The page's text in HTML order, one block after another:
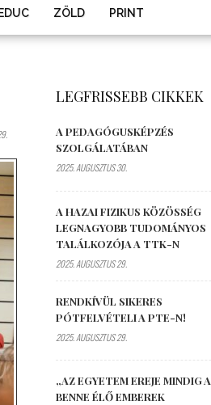
EDUC ZÖLD PRINT
LEGFRISSEBB CIKKEK
A PEDAGÓGUSKÉPZÉS
SZOLGÁLATÁBAN
2025. AUGUSZTUS 30.
A HAZAI FIZIKUS KÖZÖSSÉG
LEGNAGYOBB TUDOMÁNYOS
TALÁLKOZÓJA A TTK-N
2025. AUGUSZTUS 29.
RENDKÍVÜL SIKERES
PÓTFELVÉTELI A PTE-N!
2025. AUGUSZTUS 29.
„AZ EGYETEM EREJE MINDIG A
BENNE ÉLŐ EMBEREK